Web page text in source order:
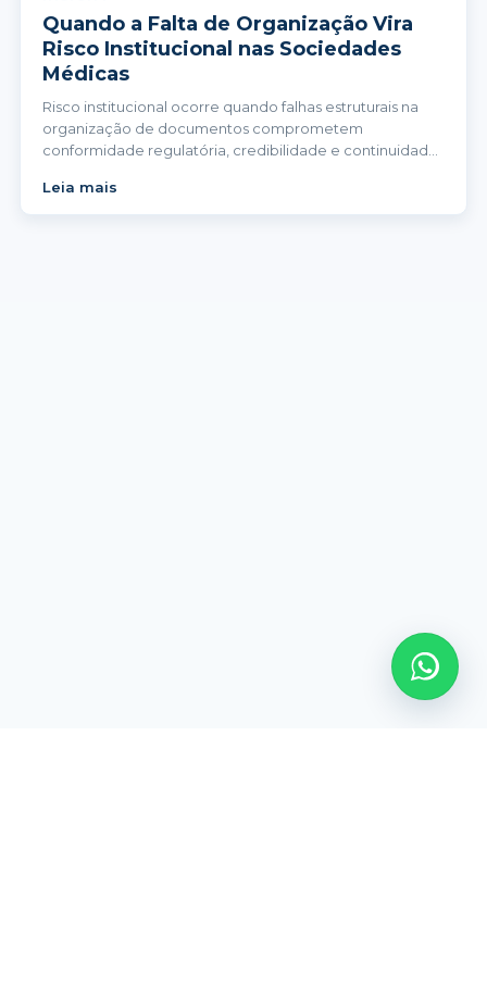
Quando a Falta de Organização Vira
Risco Institucional nas Sociedades
Médicas
Risco institucional ocorre quando falhas estruturais na
organização de documentos comprometem
conformidade regulatória, credibilidade e continuidade
Leia mais